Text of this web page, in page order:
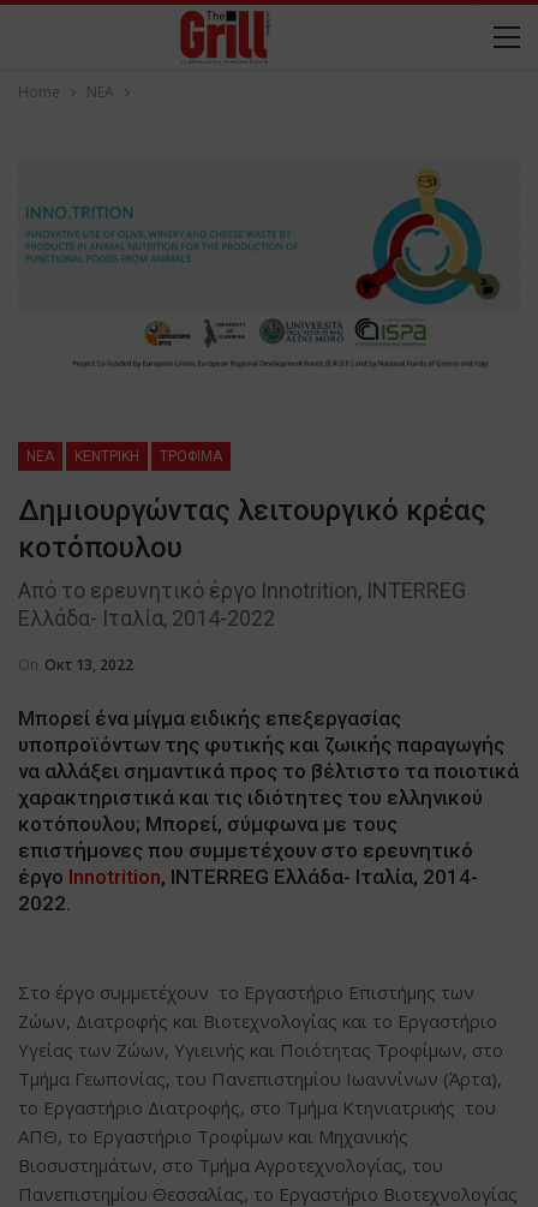
Home NEA
NEA ΚΕΝΤΡΙΚΗ ΤΡΟΦΙΜΑ
Δημιουργώντας λειτουργικό κρέας
κοτόπουλου
Από το ερευνητικό έργο Innotrition, ΙNTERREG
Ελλάδα- Ιταλία, 2014-2022
On Οκτ 13, 2022
Μπορεί ένα μίγμα ειδικής επεξεργασίας
υποπροϊόντων της φυτικής και ζωικής παραγωγής
να αλλάξει σημαντικά προς το βέλτιστο τα ποιοτικά
χαρακτηριστικά και τις ιδιότητες του ελληνικού
κοτόπουλου; Μπορεί, σύμφωνα με τους
επιστήμονες που συμμετέχουν στο ερευνητικό
έργο Innotrition, ΙNTERREG Ελλάδα- Ιταλία, 2014-
2022.
Στο έργο συμμετέχουν το Εργαστήριο Επιστήμης των
Ζώων, Διατροφής και Βιοτεχνολογίας και το Εργαστήριο
Υγείας των Ζώων, Υγιεινής και Ποιότητας Τροφίμων, στο
Τμήμα Γεωπονίας, του Πανεπιστημίου Ιωαννίνων (Άρτα),
το Εργαστήριο Διατροφής, στο Τμήμα Κτηνιατρικής του
ΑΠΘ, το Εργαστήριο Τροφίμων και Μηχανικής
Βιοσυστημάτων, στο Τμήμα Αγροτεχνολογίας, του
Πανεπιστημίου Θεσσαλίας, το Εργαστήριο Βιοτεχνολογίας